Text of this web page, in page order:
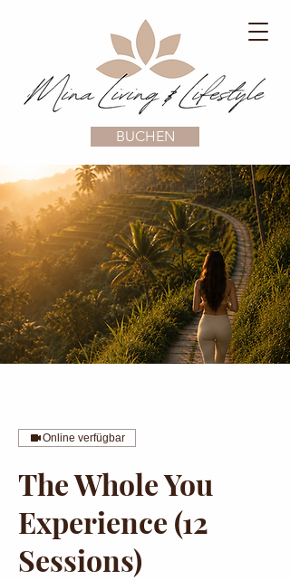
BUCHEN
Online verfügbar
The Whole You
Experience (12
Sessions)